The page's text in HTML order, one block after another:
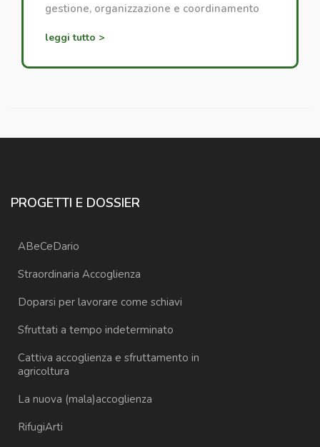
gestione, organizzazione e coordinamento
leggi tutto >
PROGETTI E DOSSIER
ABeCeDario
Straordinaria Accoglienza
Doparsi per lavorare come schiavi
Sfruttati a tempo indeterminato
Cattiva accoglienza e sfruttamento in
agricoltura
La nuova (mala)accoglienza
RifugiArti